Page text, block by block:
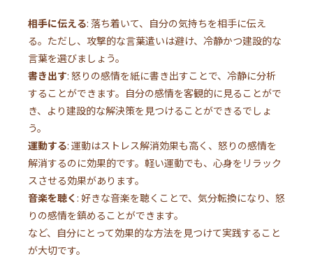
相手に伝える: 落ち着いて、自分の気持ちを相手に伝え
る。ただし、攻撃的な言葉遣いは避け、冷静かつ建設的な
言葉を選びましょう。
書き出す: 怒りの感情を紙に書き出すことで、冷静に分析
することができます。自分の感情を客観的に見ることがで
き、より建設的な解決策を見つけることができるでしょ
う。
運動する: 運動はストレス解消効果も高く、怒りの感情を
解消するのに効果的です。軽い運動でも、心身をリラック
スさせる効果があります。
音楽を聴く : 好きな音楽を聴くことで、気分転換になり、怒
りの感情を鎮めることができます。
など、自分にとって効果的な方法を見つけて実践すること
が大切です。